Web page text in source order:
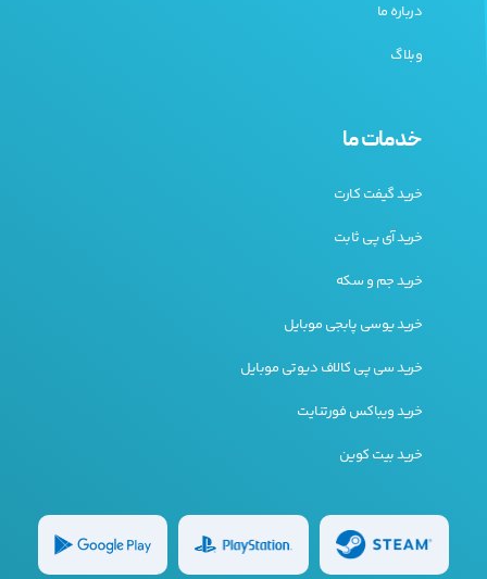
درباره ما
وبلاگ
خدمات ما
خرید گیفت کارت
خرید آی پی ثابت
خرید جم و سکه
خرید یوسی پابجی موبایل
خرید سی پی کالاف دیوتی موبایل
خرید ویباکس فورتنایت
خرید بیت کوین